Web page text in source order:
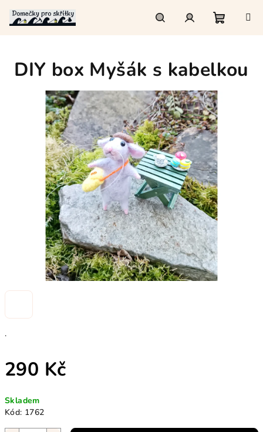
obsah
košík
.
290 Kč
cena:
Skladem
Kód: 1762
DIY box Myšák s kabelkou